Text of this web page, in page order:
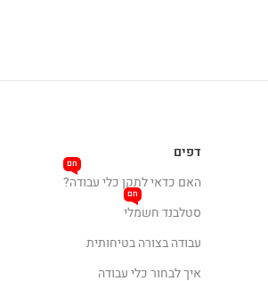
דפים
האם כדאי לתקן כלי עבודה?
חם
סטלבנד חשמלי
חם
עבודה בצורה בטיחותית
איך לבחור כלי עבודה